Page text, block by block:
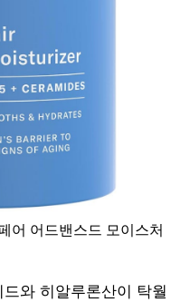
어 어드밴스드 모이스처
와 히알루론산이 탁월